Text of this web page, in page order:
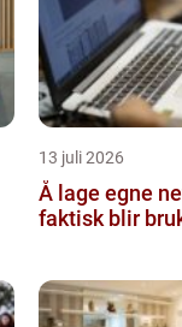
13 juli 2026
Å lage egne
faktisk blir